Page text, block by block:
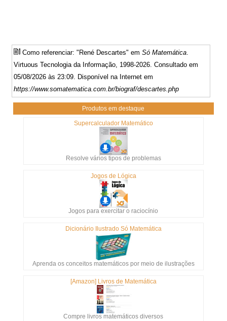
Como referenciar: "René Descartes" emSó Matemática.
Virtuous Tecnologia da Informação, 1998-2026. Consultado em
05/08/2026 às 23:09. Disponível na Internet em
https://www.somatematica.com.br/biograf/descartes.php
Produtos em destaque
Supercalculador Matemático
Resolve vários tipos de problemas
Jogos de Lógica
Jogos para exercitar o raciocínio
Dicionário Ilustrado Só Matemática
Aprenda os conceitos matemáticos por meio de ilustrações
[Amazon] Livros de Matemática
Compre livros matemáticos diversos